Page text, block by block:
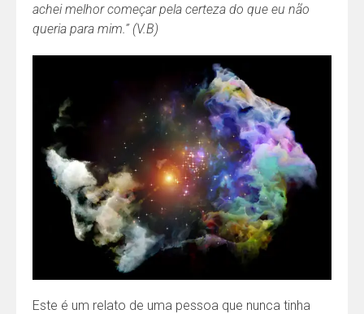
achei melhor começar pela certeza do que eu não
queria para mim.” (V.B)
Este é um relato de uma pessoa que nunca tinha